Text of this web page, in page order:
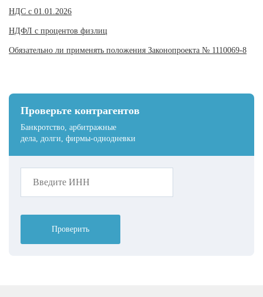
Проверьте контрагентов
Банкротство, арбитражные
дела, долги, фирмы-однодневки
Проверить
НДС с 01.01.2026
НДФЛ с процентов физлиц
Обязательно ли применять положения Законопроекта № 1110069-8